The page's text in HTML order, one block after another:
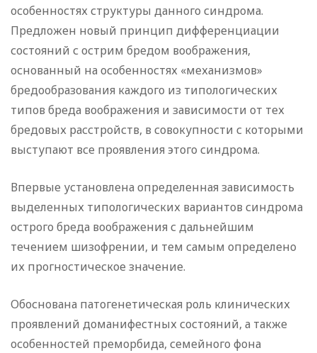
особенностях структуры данного синдрома.
Предложен новый принцип дифференциации
состояний с острим бредом воображения,
основанный на особенностях «механизмов»
бредообразования каждого из типологических
типов бреда воображения и зависимости от тех
бредовых расстройств, в совокупности с которыми
выступают все проявления этого синдрома.
Впервые установлена определенная зависимость
выделенных типологических вариантов синдрома
острого бреда воображения с дальнейшим
течением шизофрении, и тем самым определено
их прогностическое значение.
Обоснована патогенетическая роль клинических
проявлений доманифестных состояний, а также
особенностей преморбида, семейного фона